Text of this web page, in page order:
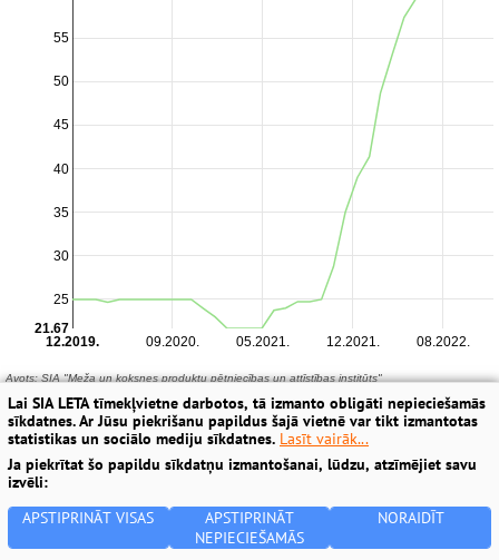
Lai SIA LETA tīmekļvietne darbotos, tā izmanto obligāti nepieciešamās
sīkdatnes. Ar Jūsu piekrišanu papildus šajā vietnē var tikt izmantotas
statistikas un sociālo mediju sīkdatnes. Lasīt vairāk...
Ja piekrītat šo papildu sīkdatņu izmantošanai, lūdzu, atzīmējiet savu
izvēli:
APSTIPRINĀT VISAS
APSTIPRINĀT
NEPIECIEŠAMĀS
NORAIDĪT